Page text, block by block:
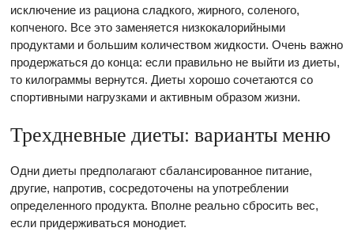
исключение из рациона сладкого, жирного, соленого,
копченого. Все это заменяется низкокалорийными
продуктами и большим количеством жидкости. Очень важно
продержаться до конца: если правильно не выйти из диеты,
то килограммы вернутся. Диеты хорошо сочетаются со
спортивными нагрузками и активным образом жизни.
Трехдневные диеты: варианты меню
Одни диеты предполагают сбалансированное питание,
другие, напротив, сосредоточены на употреблении
определенного продукта. Вполне реально сбросить вес,
если придерживаться монодиет.